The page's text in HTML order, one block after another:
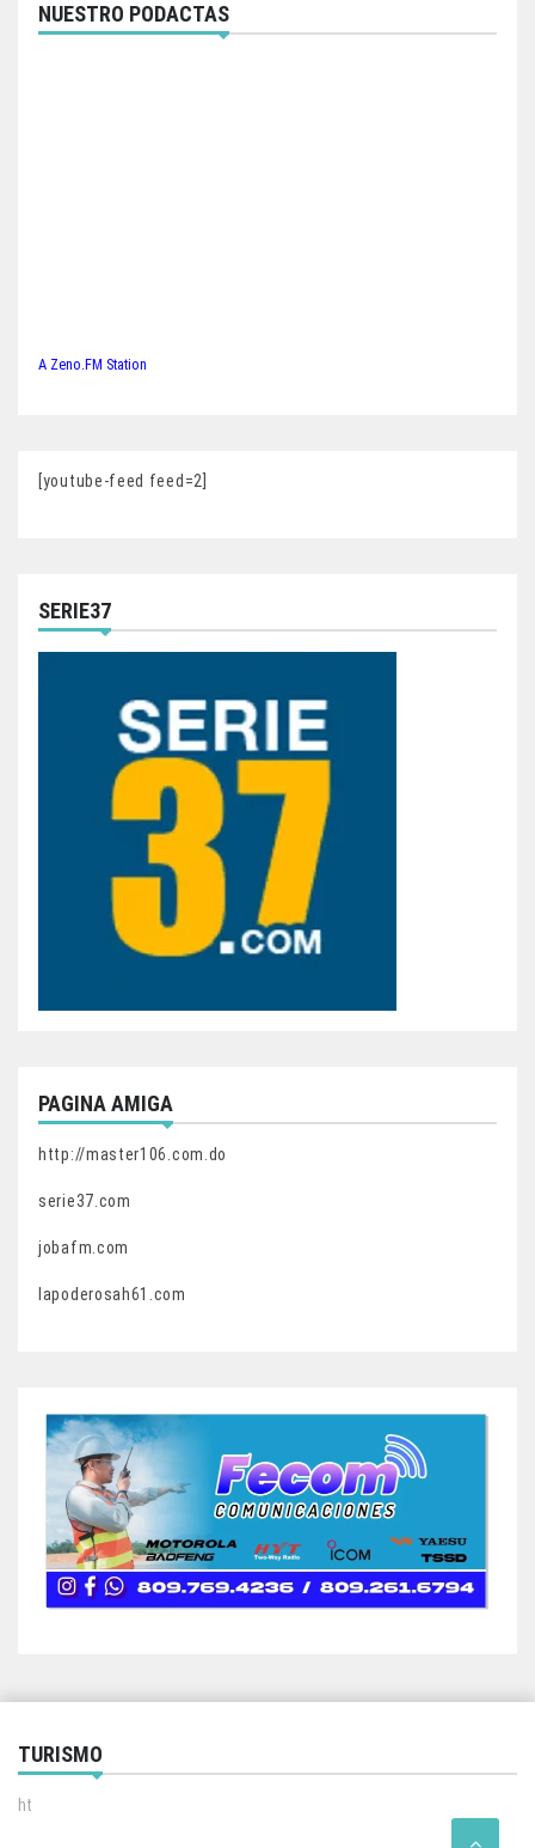
NUESTRO PODACTAS
A Zeno.FM Station
[youtube-feed feed=2]
SERIE37
PAGINA AMIGA
http://master106.com.do
serie37.com
jobafm.com
lapoderosah61.com
TURISMO
ht